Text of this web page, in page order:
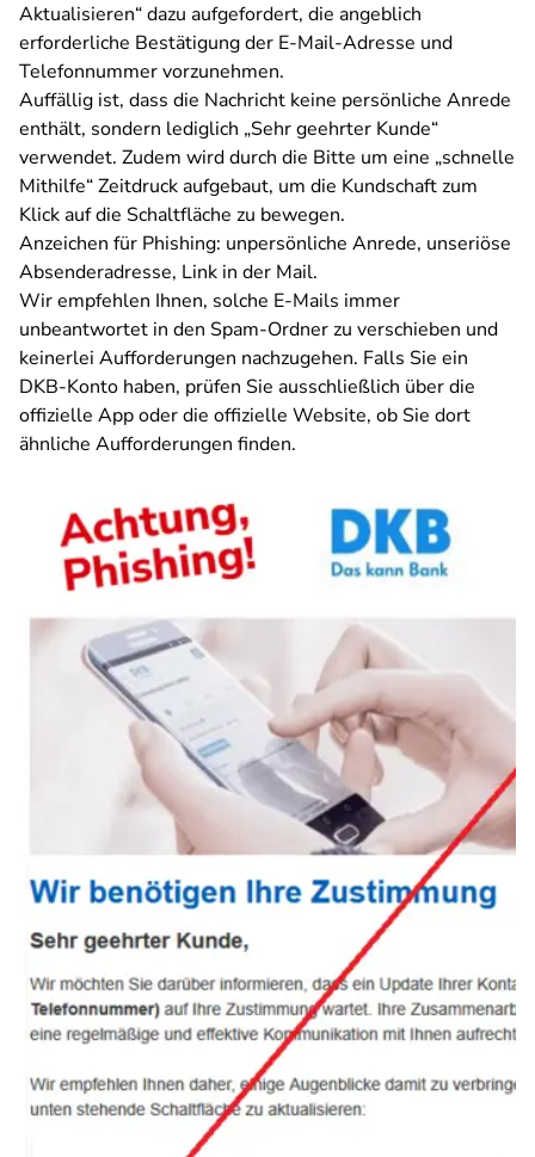
Aktualisieren“ dazu aufgefordert, die angeblich
erforderliche Bestätigung der E-Mail-Adresse und
Telefonnummer vorzunehmen.
Auffällig ist, dass die Nachricht keine persönliche Anrede
enthält, sondern lediglich „Sehr geehrter Kunde“
verwendet. Zudem wird durch die Bitte um eine „schnelle
Mithilfe“ Zeitdruck aufgebaut, um die Kundschaft zum
Klick auf die Schaltfläche zu bewegen.
Anzeichen für Phishing: unpersönliche Anrede, unseriöse
Absenderadresse, Link in der Mail.
Wir empfehlen Ihnen, solche E-Mails immer
unbeantwortet in den Spam-Ordner zu verschieben und
keinerlei Aufforderungen nachzugehen. Falls Sie ein
DKB-Konto haben, prüfen Sie ausschließlich über die
offizielle App oder die offizielle Website, ob Sie dort
ähnliche Aufforderungen finden.